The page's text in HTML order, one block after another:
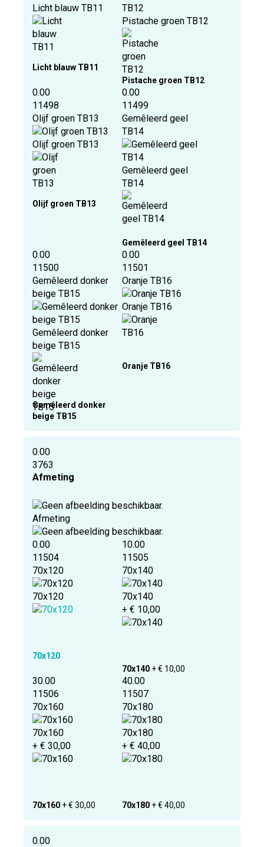
Licht blauw TB11
Licht blauw TB11
Pistache groen TB12
Pistache groen TB12
0.00
11498
Olijf groen TB13
Olijf groen TB13
Olijf groen TB13
0.00
11499
Gemêleerd geel
TB14
Gemêleerd geel
TB14
Gemêleerd geel TB14
0.00
11500
Gemêleerd donker
beige TB15
Gemêleerd donker
beige TB15
Gemêleerd donker
beige TB15
0.00
11501
Oranje TB16
Oranje TB16
Oranje TB16
0.00
3763
Afmeting
Afmeting
0.00
11504
70x120
70x120
70x120
10.00
11505
70x140
70x140
+ € 10,00
70x140 + € 10,00
30.00
11506
70x160
70x160
+ € 30,00
70x160 + € 30,00
40.00
11507
70x180
70x180
+ € 40,00
70x180 + € 40,00
0.00